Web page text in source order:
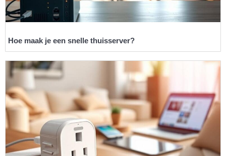
Hoe maak je een snelle thuisserver?